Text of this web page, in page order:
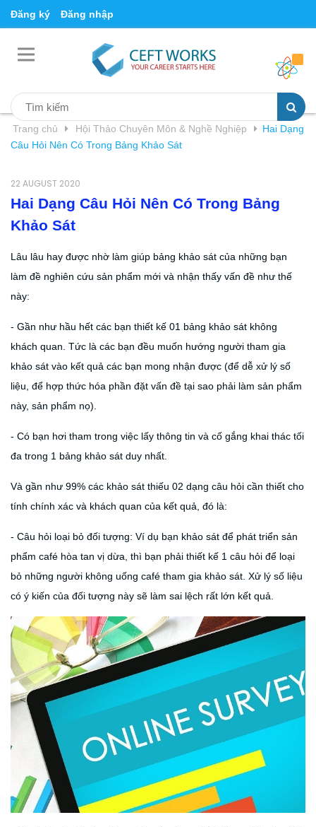
Đăng ký Đăng nhập
Trang chủ Hội Thảo Chuyên Môn & Nghề Nghiệp
Hai Dạng
Câu Hỏi Nên Có Trong Bảng Khảo Sát
22 AUGUST 2020
Hai Dạng Câu Hỏi Nên Có Trong Bảng
Khảo Sát
Lâu lâu hay được nhờ làm giúp bảng khảo sát của những bạn
làm đề nghiên cứu sản phẩm mới và nhận thấy vấn đề như thế
này:
- Gần như hầu hết các bạn thiết kế 01 bảng khảo sát không
khách quan. Tức là các bạn đều muốn hướng người tham gia
khảo sát vào kết quả các bạn mong nhận được (để dễ xử lý số
liệu, để hợp thức hóa phần đặt vấn đề tại sao phải làm sản phẩm
này, sản phẩm nọ).
- Có bạn hơi tham trong việc lấy thông tin và cố gắng khai thác tối
đa trong 1 bảng khảo sát duy nhất.
Và gần như 99% các khảo sát thiếu 02 dạng câu hỏi cần thiết cho
tính chính xác và khách quan của kết quả, đó là:
- Câu hỏi loại bỏ đối tượng: Ví dụ bạn khảo sát để phát triển sản
phẩm café hòa tan vị dừa, thì bạn phải thiết kế 1 câu hỏi để loại
bỏ những người không uống café tham gia khảo sát. Xử lý số liệu
có ý kiến của đối tượng này sẽ làm sai lệch rất lớn kết quả.